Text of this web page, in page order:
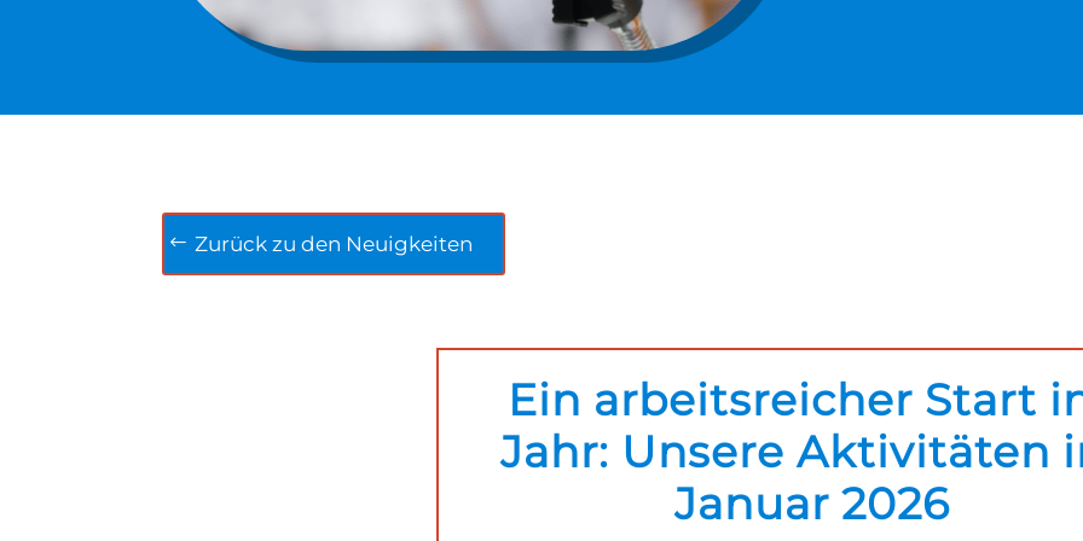
Zurück zu den Neuigkeiten
Ein arbeitsreicher Start
Jahr: Unsere Aktivitäten
Januar 2026